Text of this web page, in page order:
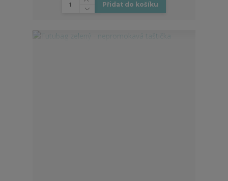
Přidat do košíku